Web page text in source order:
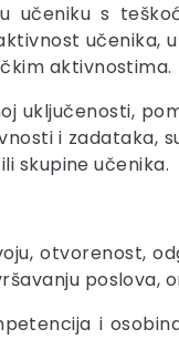
s
učenika,
aktivnostima.
uključenosti,
i
skupine učenika.
otvorenost,
poslova,
i